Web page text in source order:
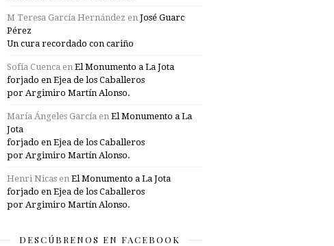
M Teresa García Hernández en José Guarc
Pérez
Un cura recordado con cariño
Sofía Cuenca en El Monumento a La Jota
forjado en Ejea de los Caballeros
por Argimiro Martín Alonso.
María Ángeles García en El Monumento a La
Jota
forjado en Ejea de los Caballeros
por Argimiro Martín Alonso.
Henri Nicas en El Monumento a La Jota
forjado en Ejea de los Caballeros
por Argimiro Martín Alonso.
DESCÚBRENOS EN FACEBOOK